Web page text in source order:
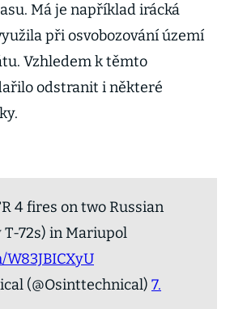
Má je například irácká
při osvobozování území
Vzhledem k těmto
odstranit i některé
4 fires on two Russian
72s) in Mariupol
(@Osinttechnical) 7.